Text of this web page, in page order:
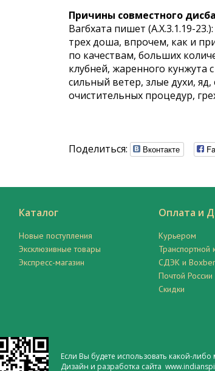
Причины совместного
Вагбхата пишет (А.Х.3.1.19-
трех доша, впрочем, как и
по качествам, больших
клубней, жаренного кунжута
сильный ветер, злые духи,
очистительных процедур,
Поделиться:
Вконтакте
Каталог
Новые поступления
Эксклюзивные товары
Экспресс-магазин
Оплата и
Курьером
Транспортной
СДЭК и
Почтой России
Скидки
Если Вы будете использовать какой-
Дизайн и разработка сайта